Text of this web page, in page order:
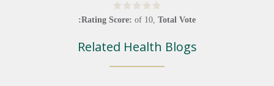
Rating Score: of 10, Total Vote:
Related Health Blogs